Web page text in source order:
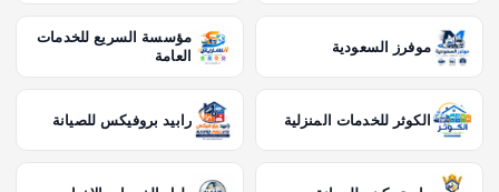
موفرز السعودية
مؤسسة السريع للخدمات
العامة
الكوثر للخدمات المنزلية رابيد بروفيكس للصيانة